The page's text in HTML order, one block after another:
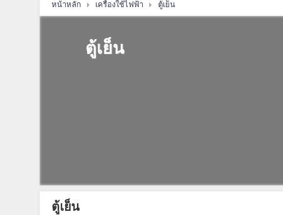
หน้าหลัก เครื่องใช้ไฟฟ้า ตู้เย็น
ตู้เย็น
ตู้เย็น